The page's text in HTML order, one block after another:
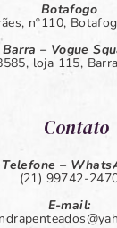
Botafogo
nº110,
Barra – Vogue
loja 115,
Contato
Telefone –
(21) 99742-
E-mail: